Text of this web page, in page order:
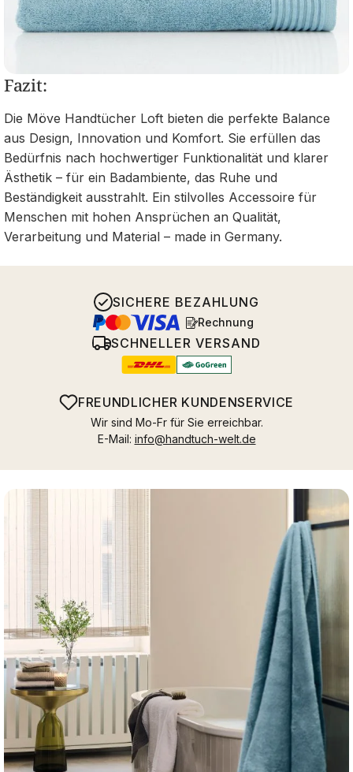
Fazit:
Die Möve Handtücher Loft bieten die perfekte Balance
aus Design, Innovation und Komfort. Sie erfüllen das
Bedürfnis nach hochwertiger Funktionalität und klarer
Ästhetik – für ein Badambiente, das Ruhe und
Beständigkeit ausstrahlt. Ein stilvolles Accessoire für
Menschen mit hohen Ansprüchen an Qualität,
Verarbeitung und Material – made in Germany.
SICHERE BEZAHLUNG
Rechnung
SCHNELLER VERSAND
FREUNDLICHER KUNDENSERVICE
Wir sind Mo-Fr für Sie erreichbar.
E-Mail: info@handtuch-welt.de